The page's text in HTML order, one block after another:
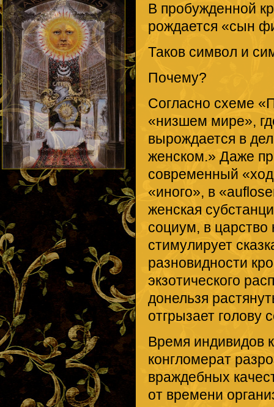
В пробужденной
рождается «сын
Таков символ и
Почему?
Согласно схеме
«низшем мире»,
вырождается в
женском.» Даже
современный
«иного», в
женская
социум, в
стимулирует
разновидности
экзотического
донельзя
отгрызает
Время индивидов
конгломерат
враждебных
от времени